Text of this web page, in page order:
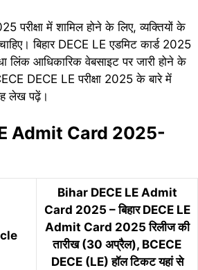
परीक्षा में शामिल होने के लिए, व्यक्तियों के
बिहार DECE LE एडमिट कार्ड 2025
लिंक आधिकारिक वेबसाइट पर जारी होने के
DECE LE परीक्षा 2025 के बारे में
लेख पढ़ें।
Admit Card 2025-
Bihar DECE LE Admit
Card 2025 – बिहार DECE LE
Admit Card 2025 रिलीज की
तारीख (30 अप्रैल), BCECE
DECE (LE) हॉल टिकट यहां से